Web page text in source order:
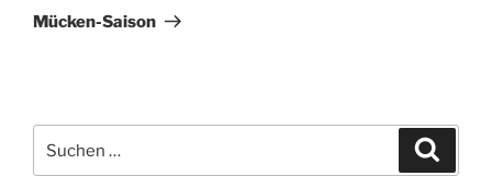
Beitrag
Mücken-Saison
nach: